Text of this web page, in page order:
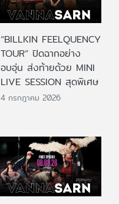
“BILLKIN FEELQUENCY
TOUR” ปิดฉากอย่าง
อบอุ่น ส่งท้ายด้วย MINI
LIVE SESSION สุดพิเศษ
4 กรกฎาคม 2026